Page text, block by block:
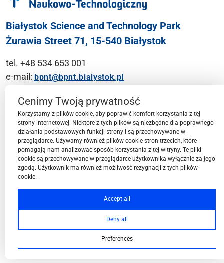
Białystok Science and Technology Park
Żurawia Street 71, 15-540 Białystok
tel. +48 534 653 001
e-mail: bpnt@bpnt.bialystok.pl
Contact
BPN-T Area
BPN-T Offer
Cenimy Twoją prywatność
Korzystamy z plików cookie, aby poprawić komfort korzystania z tej
strony internetowej. Niektóre z tych plików są niezbędne dla poprawnego
działania podstawowych funkcji strony i są przechowywane w
przeglądarce. Używamy również plików cookie stron trzecich, które
pomagają nam analizować sposób korzystania z tej witryny. Te pliki
cookie są przechowywane w przeglądarce użytkownika wyłącznie za jego
zgodą. Użytkownik ma również możliwość rezygnacji z tych plików
cookie.
Accept all
Deny all
Preferences